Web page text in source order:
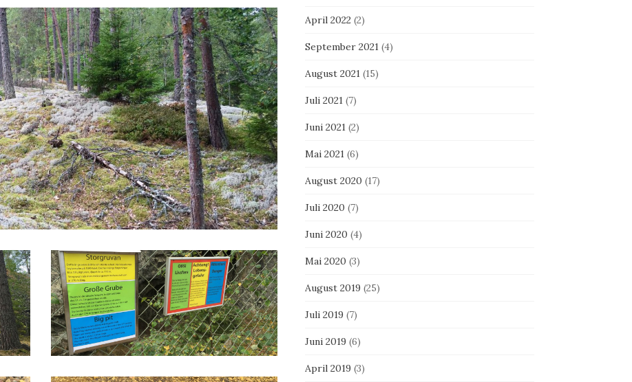
April 2022(2)
September 2021(4)
August 2021(15)
Juli 2021(7)
Juni 2021(2)
Mai 2021(6)
August 2020 (17)
Juli 2020 (7)
Juni 2020 (4)
Mai 2020 (3)
August 2019 (25)
Juli 2019 (7)
Juni 2019 (6)
April 2019 (3)